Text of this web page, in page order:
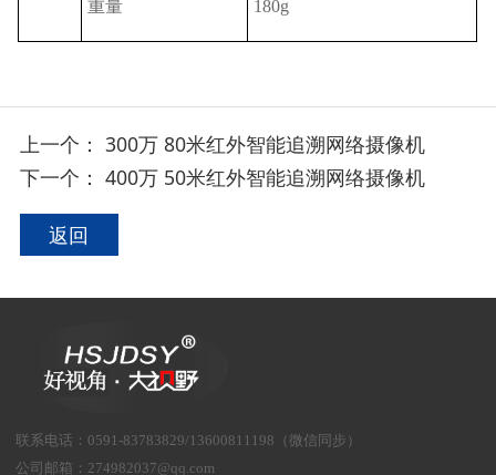
重量 180g
上一个： 300万 80米红外智能追溯网络摄像机
下一个： 400万 50米红外智能追溯网络摄像机
返回
联系电话 ： 0591-83783829/13600811198（微信同步）
公司邮箱： 274982037@qq.com